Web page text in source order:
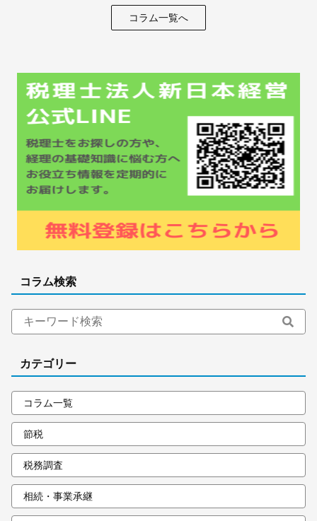
コラム一覧へ
コラム検索
カテゴリー
コラム一覧
節税
税務調査
相続・事業承継